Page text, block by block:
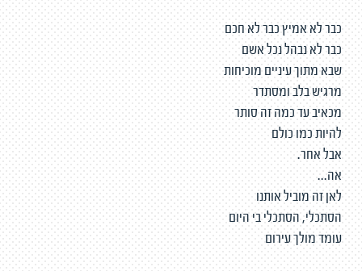
כבר לא אמיץ כבר לא חכם
כבר לא נבהל נכל אשם
שבא מתוך עיניים מוכיחות
מרגיש בלב ומסתדר
מכאיב עד כמה זה סותר
להיות כמו כולם
אבל אחר.
אה...
לאן זה מוביל אותנו
הסתכלי, הסתכלי בי היום
עומד מולך עירום